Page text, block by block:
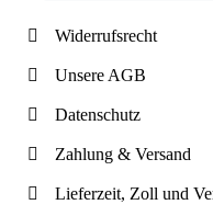
Widerrufsrecht
Unsere AGB
Datenschutz
Zahlung & Versand
Lieferzeit, Zoll und